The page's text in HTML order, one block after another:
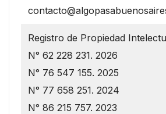
Registro de Propiedad
N° 62 228 231. 2026
N° 76 547 155. 2025
N° 77 658 251. 2024
N° 86 215 757. 2023